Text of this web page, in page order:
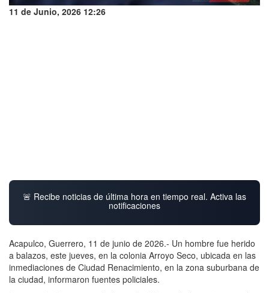
11 de Junio, 2026 12:26
🚨 Recibe noticias de última hora en tiempo real. Activa las
notificaciones
Acapulco, Guerrero, 11 de junio de 2026.- Un hombre fue herido
a balazos, este jueves, en la colonia Arroyo Seco, ubicada en las
inmediaciones de Ciudad Renacimiento, en la zona suburbana de
la ciudad, informaron fuentes policiales.